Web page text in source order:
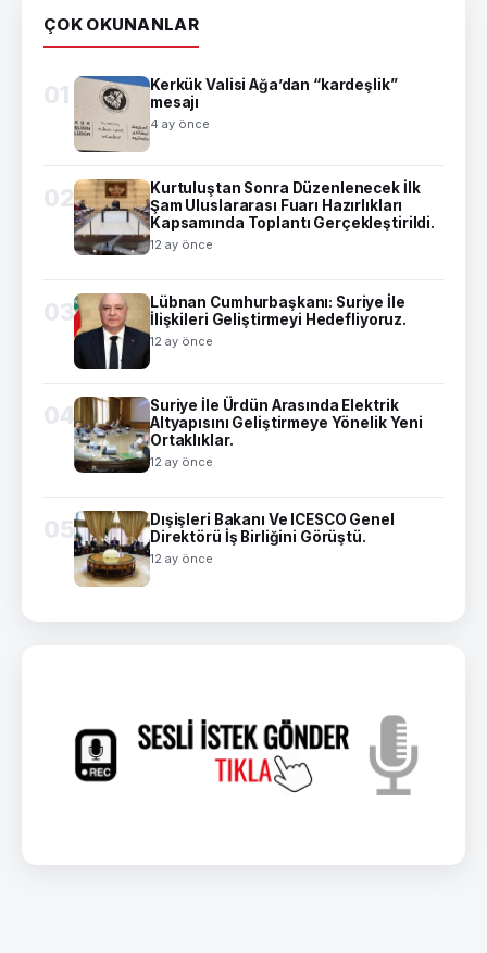
ÇOK OKUNANLAR
01
Kerkük Valisi Ağa’dan “kardeşlik”
mesajı
4 ay önce
02
Kurtuluştan Sonra Düzenlenecek İlk
Şam Uluslararası Fuarı Hazırlıkları
Kapsamında Toplantı Gerçekleştirildi.
12 ay önce
03
Lübnan Cumhurbaşkanı: Suriye İle
İlişkileri Geliştirmeyi Hedefliyoruz.
12 ay önce
04
Suriye İle Ürdün Arasında Elektrik
Altyapısını Geliştirmeye Yönelik Yeni
Ortaklıklar.
12 ay önce
05
Dışişleri Bakanı Ve ICESCO Genel
Direktörü İş Birliğini Görüştü.
12 ay önce